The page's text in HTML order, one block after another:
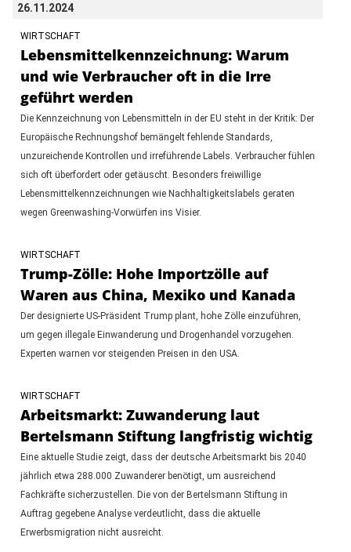
26.11.2024
WIRTSCHAFT
Lebensmittelkennzeichnung: Warum
und wie Verbraucher oft in die Irre
geführt werden
Die Kennzeichnung von Lebensmitteln in der EU steht in der Kritik: Der
Europäische Rechnungshof bemängelt fehlende Standards,
unzureichende Kontrollen und irreführende Labels. Verbraucher fühlen
sich oft überfordert oder getäuscht. Besonders freiwillige
Lebensmittelkennzeichnungen wie Nachhaltigkeitslabels geraten
wegen Greenwashing-Vorwürfen ins Visier.
WIRTSCHAFT
Trump-Zölle: Hohe Importzölle auf
Waren aus China, Mexiko und Kanada
Der designierte US-Präsident Trump plant, hohe Zölle einzuführen,
um gegen illegale Einwanderung und Drogenhandel vorzugehen.
Experten warnen vor steigenden Preisen in den USA.
WIRTSCHAFT
Arbeitsmarkt: Zuwanderung laut
Bertelsmann Stiftung langfristig wichtig
Eine aktuelle Studie zeigt, dass der deutsche Arbeitsmarkt bis 2040
jährlich etwa 288.000 Zuwanderer benötigt, um ausreichend
Fachkräfte sicherzustellen. Die von der Bertelsmann Stiftung in
Auftrag gegebene Analyse verdeutlicht, dass die aktuelle
Erwerbsmigration nicht ausreicht.